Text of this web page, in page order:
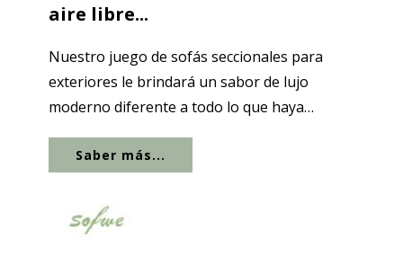
aire libre...
Nuestro juego de sofás seccionales para
exteriores le brindará un sabor de lujo
moderno diferente a todo lo que haya
Saber más...